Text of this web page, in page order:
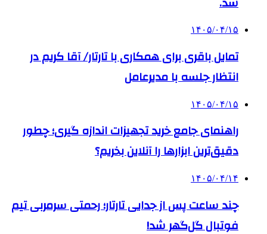
۱۴۰۵/۰۴/۱۵
تمایل باقری برای همکاری با تارتار/ آقا کریم در
انتظار جلسه با مدیرعامل
۱۴۰۵/۰۴/۱۵
راهنمای جامع خرید تجهیزات اندازه گیری؛ چطور
دقیق‌ترین ابزارها را آنلاین بخریم؟
۱۴۰۵/۰۴/۱۴
چند ساعت پس از جدایی تارتار؛ رحمتی سرمربی تیم
فوتبال گل‌گهر شد!